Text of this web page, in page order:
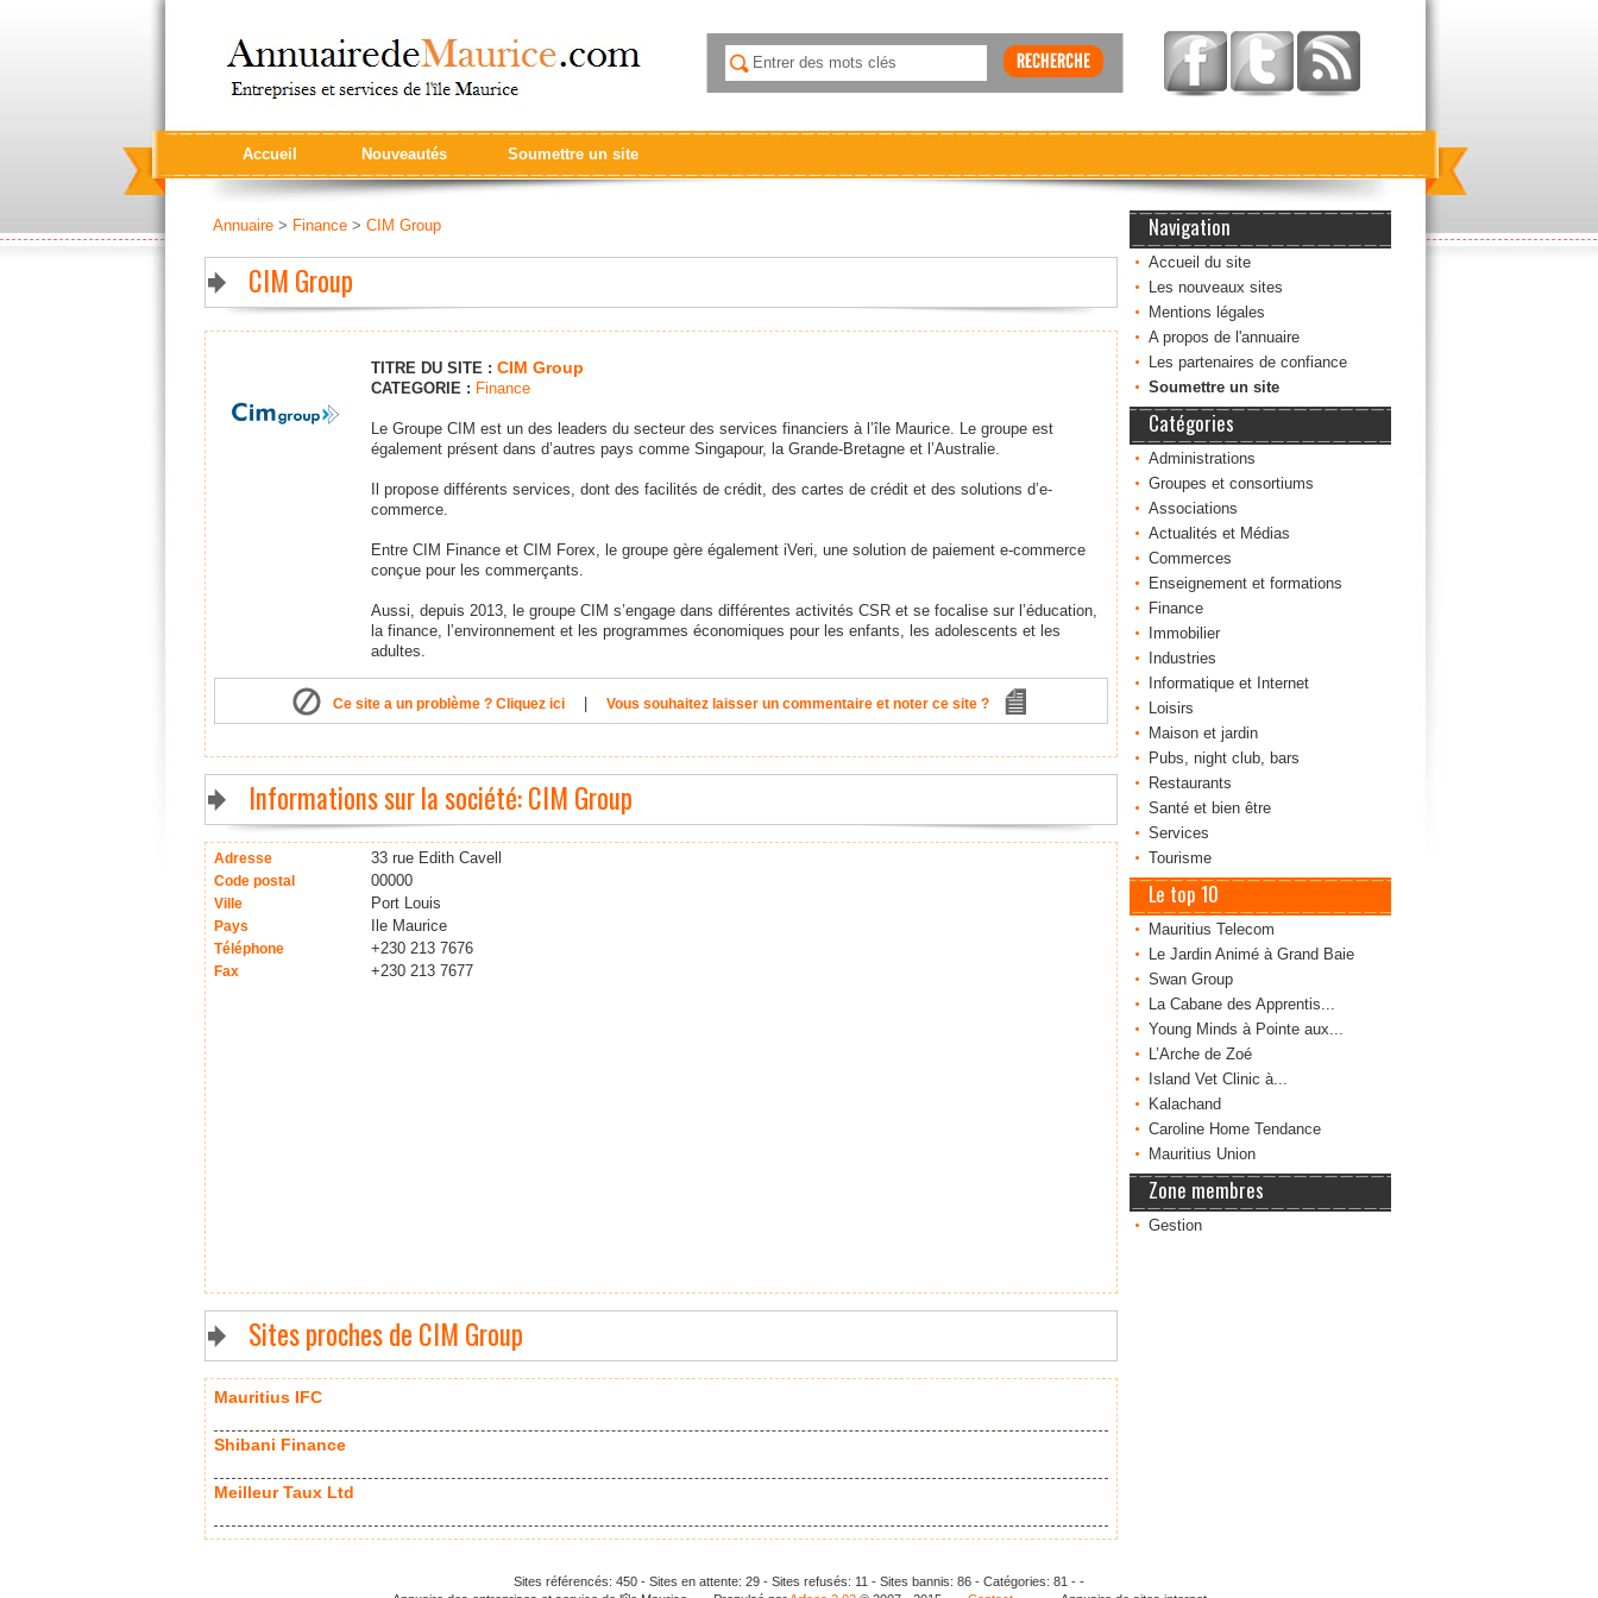
Accueil Nouveautés Soumettre un site
Navigation
Accueil du site
Les nouveaux sites
Mentions légales
A propos de l'annuaire
Les partenaires de confiance
Soumettre un site
Catégories
Administrations
Groupes et consortiums
Associations
Actualités et Médias
Commerces
Enseignement et formations
Finance
Immobilier
Industries
Informatique et Internet
Loisirs
Maison et jardin
Pubs, night club, bars
Restaurants
Santé et bien être
Services
Tourisme
Le top 10
Mauritius Telecom
Le Jardin Animé à Grand Baie
Swan Group
La Cabane des Apprentis...
Young Minds à Pointe aux...
L’Arche de Zoé
Island Vet Clinic à...
Kalachand
Caroline Home Tendance
Mauritius Union
Zone membres
Gestion
Annuaire > Finance > CIM Group
CIM Group
TITRE DU SITE : CIM Group
CATEGORIE : Finance
Le Groupe CIM est un des leaders du secteur des services financiers à l’île Maurice. Le groupe est
également présent dans d’autres pays comme Singapour, la Grande-Bretagne et l’Australie.
Il propose différents services, dont des facilités de crédit, des cartes de crédit et des solutions d’e-
commerce.
Entre CIM Finance et CIM Forex, le groupe gère également iVeri, une solution de paiement e-commerce
conçue pour les commerçants.
Aussi, depuis 2013, le groupe CIM s’engage dans différentes activités CSR et se focalise sur l’éducation,
la finance, l’environnement et les programmes économiques pour les enfants, les adolescents et les
adultes.
Ce site a un problème ? Cliquez ici Vous souhaitez laisser un commentaire et noter ce site ?
Informations sur la société: CIM Group
Adresse 33 rue Edith Cavell
Code postal 00000
Ville Port Louis
Pays Ile Maurice
Téléphone +230 213 7676
Fax +230 213 7677
Sites proches de CIM Group
Mauritius IFC
Shibani Finance
Meilleur Taux Ltd
Sites référencés: 450 - Sites en attente: 29 - Sites refusés: 11 - Sites bannis: 86 - Catégories: 81 - -